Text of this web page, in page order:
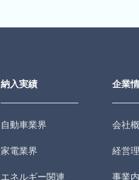
納入実績
自動車業界
家電業界
エネルギー関連
企業
会社
経営
事業